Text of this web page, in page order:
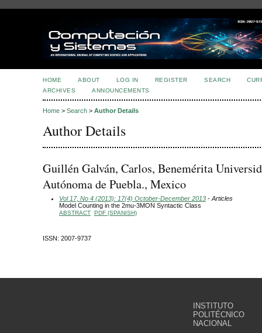
HOME ABOUT LOG IN REGISTER SEARCH
ARCHIVES
ANNOUNCEMENTS
Home > Search > Author Details
Author Details
Guillén Galván, Carlos, Benemérita
Autónoma de Puebla., Mexico
Vol 17, No 4 (2013): 17(4) October-December 2013 - Articles
Model Counting in the 2mu-3MON Syntactic Class
ABSTRACT PDF (SPANISH)
ISSN: 2007-9737
INSTITUTO
POLITÉCNICO
NACIONAL